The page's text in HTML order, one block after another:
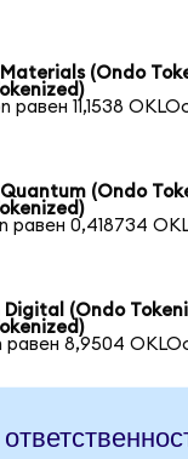
(Ondo
равен 11,1538
Quantum (Ondo
равен 0,418734
Digital (Ondo
равен 8,9504